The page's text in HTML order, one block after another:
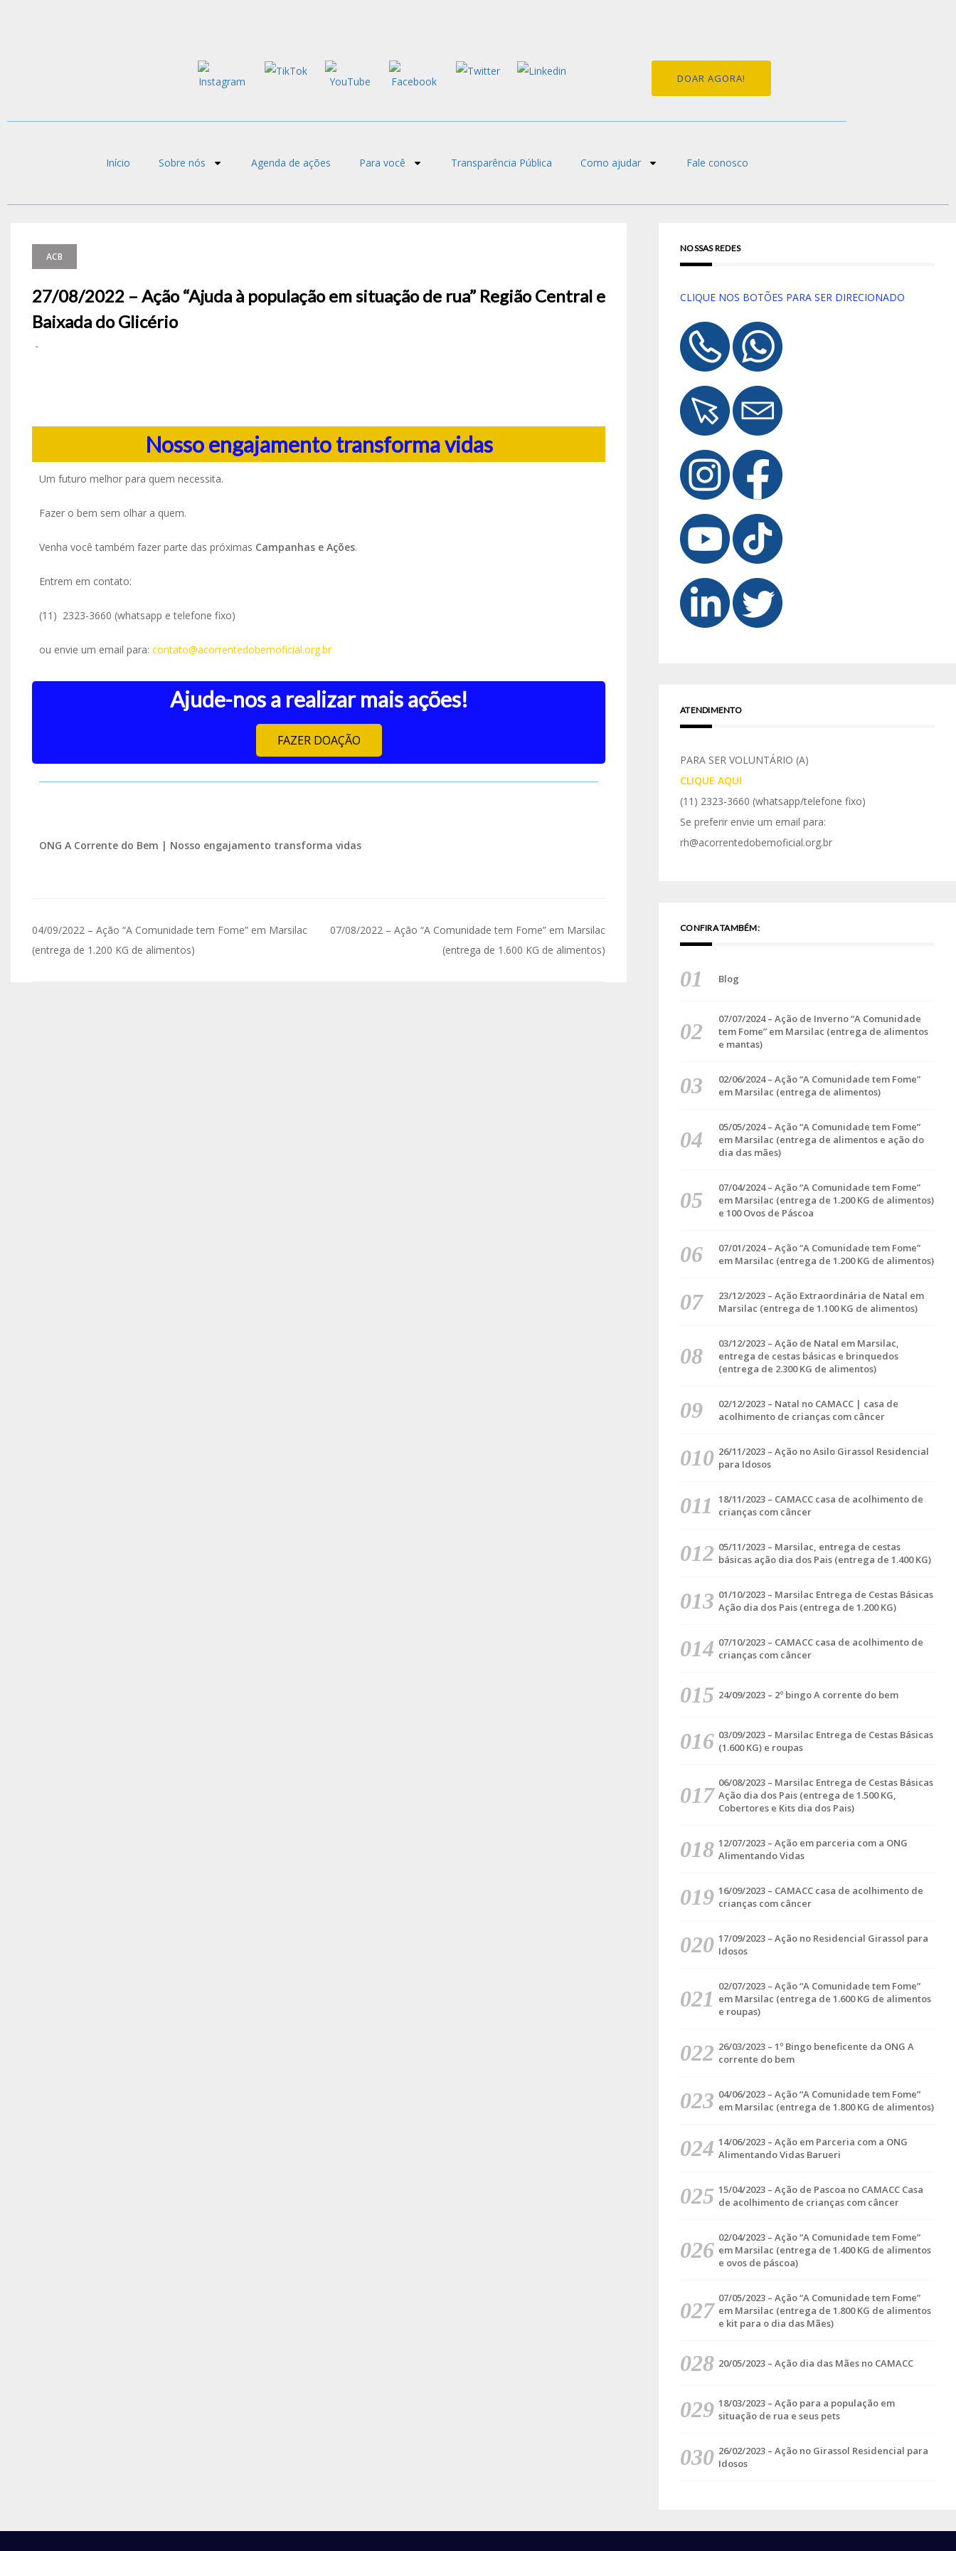
DOAR AGORA!
Início Sobre nós Agenda de ações Para você Transparência Pública Como ajudar Fale conosco
ACB
27/08/2022 – Ação “Ajuda à população em situação de rua” Região Central e
Baixada do Glicério
-
Nosso engajamento transforma vidas
Um futuro melhor para quem necessita.
Fazer o bem sem olhar a quem.
Venha você também fazer parte das próximas Campanhas e Ações.
Entrem em contato:
(11) 2323-3660 (whatsapp e telefone fixo)
ou envie um email para: contato@acorrentedobemoficial.org.br
Ajude-nos a realizar mais ações!
FAZER DOAÇÃO
ONG A Corrente do Bem | Nosso engajamento transforma vidas
04/09/2022 – Ação “A Comunidade tem Fome” em Marsilac
(entrega de 1.200 KG de alimentos)
07/08/2022 – Ação “A Comunidade tem Fome” em Marsilac
(entrega de 1.600 KG de alimentos)
NOSSAS REDES
CLIQUE NOS BOTÕES PARA SER DIRECIONADO
ATENDIMENTO
PARA SER VOLUNTÁRIO (A)
CLIQUE AQUI
(11) 2323-3660 (whatsapp/telefone fixo)
Se preferir envie um email para:
rh@acorrentedobemoficial.org.br
CONFIRA TAMBÉM:
Blog
07/07/2024 – Ação de Inverno “A Comunidade
tem Fome” em Marsilac (entrega de alimentos
e mantas)
02/06/2024 – Ação “A Comunidade tem Fome”
em Marsilac (entrega de alimentos)
05/05/2024 – Ação “A Comunidade tem Fome”
em Marsilac (entrega de alimentos e ação do
dia das mães)
07/04/2024 – Ação “A Comunidade tem Fome”
em Marsilac (entrega de 1.200 KG de alimentos)
e 100 Ovos de Páscoa
07/01/2024 – Ação “A Comunidade tem Fome”
em Marsilac (entrega de 1.200 KG de alimentos)
23/12/2023 – Ação Extraordinária de Natal em
Marsilac (entrega de 1.100 KG de alimentos)
03/12/2023 – Ação de Natal em Marsilac,
entrega de cestas básicas e brinquedos
(entrega de 2.300 KG de alimentos)
02/12/2023 – Natal no CAMACC | casa de
acolhimento de crianças com câncer
26/11/2023 – Ação no Asilo Girassol Residencial
para Idosos
18/11/2023 – CAMACC casa de acolhimento de
crianças com câncer
05/11/2023 – Marsilac, entrega de cestas
básicas ação dia dos Pais (entrega de 1.400 KG)
01/10/2023 – Marsilac Entrega de Cestas Básicas
Ação dia dos Pais (entrega de 1.200 KG)
07/10/2023 – CAMACC casa de acolhimento de
crianças com câncer
24/09/2023 – 2º bingo A corrente do bem
03/09/2023 – Marsilac Entrega de Cestas Básicas
(1.600 KG) e roupas
06/08/2023 – Marsilac Entrega de Cestas Básicas
Ação dia dos Pais (entrega de 1.500 KG,
Cobertores e Kits dia dos Pais)
12/07/2023 – Ação em parceria com a ONG
Alimentando Vidas
16/09/2023 – CAMACC casa de acolhimento de
crianças com câncer
17/09/2023 – Ação no Residencial Girassol para
Idosos
02/07/2023 – Ação “A Comunidade tem Fome”
em Marsilac (entrega de 1.600 KG de alimentos
e roupas)
26/03/2023 – 1º Bingo beneficente da ONG A
corrente do bem
04/06/2023 – Ação “A Comunidade tem Fome”
em Marsilac (entrega de 1.800 KG de alimentos)
14/06/2023 – Ação em Parceria com a ONG
Alimentando Vidas Barueri
15/04/2023 – Ação de Pascoa no CAMACC Casa
de acolhimento de crianças com câncer
02/04/2023 – Ação “A Comunidade tem Fome”
em Marsilac (entrega de 1.400 KG de alimentos
e ovos de páscoa)
07/05/2023 – Ação “A Comunidade tem Fome”
em Marsilac (entrega de 1.800 KG de alimentos
e kit para o dia das Mães)
20/05/2023 – Ação dia das Mães no CAMACC
18/03/2023 – Ação para a população em
situação de rua e seus pets
26/02/2023 – Ação no Girassol Residencial para
Idosos